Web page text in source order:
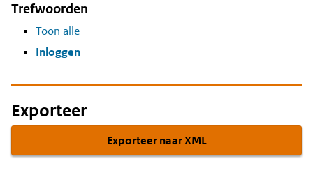
Trefwoorden
Toon alle
Inloggen
Exporteer
Exporteer naar XML